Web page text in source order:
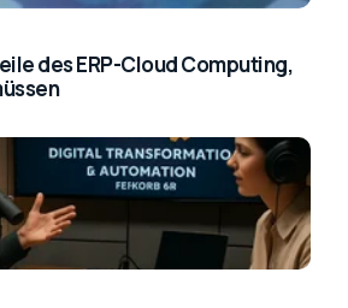
des ERP-Cloud Computing,